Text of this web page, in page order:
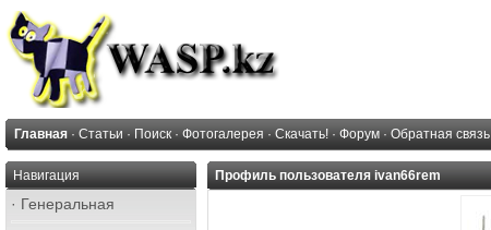
Главная · Статьи · Поиск · Фотогалерея · Скачать! · Форум · Обратная связь
Навигация
· Генеральная
Профиль пользователя ivan66rem